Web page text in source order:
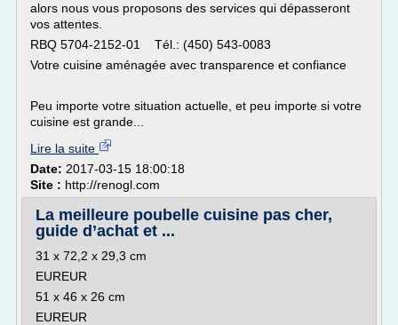
alors nous vous proposons des services qui dépasseront
vos attentes.
RBQ 5704-2152-01 Tél.: (450) 543-0083
Votre cuisine aménagée avec transparence et confiance
Peu importe votre situation actuelle, et peu importe si votre
cuisine est grande...
Lire la suite
Date: 2017-03-15 18:00:18
Site : http://renogl.com
La meilleure poubelle cuisine pas cher,
guide d’achat et ...
31 x 72,2 x 29,3 cm
EUREUR
51 x 46 x 26 cm
EUREUR